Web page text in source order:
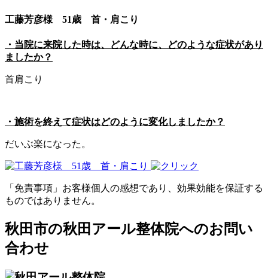
工藤芳彦様 51歳 首・肩こり
・当院に来院した時は、どんな時に、どのような症状があり
ましたか？
首肩こり
・施術を終えて症状はどのように変化しましたか？
だいぶ楽になった。
「免責事項」お客様個人の感想であり、効果効能を保証する
ものではありません。
秋田市の秋田アール整体院へのお問い
合わせ